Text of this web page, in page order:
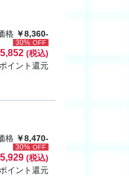
格 ￥8,360-
30% OFF
(税込)
イント還元
格 ￥8,470-
30% OFF
(税込)
イント還元